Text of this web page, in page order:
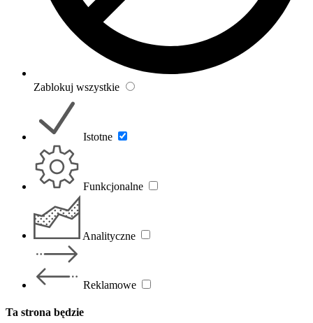
Zablokuj wszystkie
Istotne
Funkcjonalne
Analityczne
Reklamowe
Ta strona będzie